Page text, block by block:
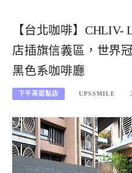
【台北咖啡】
店插旗信義區，世界
黑色系咖啡廳
下午茶甜點店 UPSSMILE